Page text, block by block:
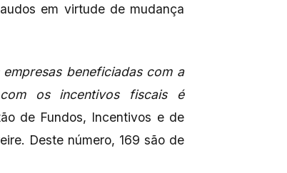
em virtude de mudança
beneficiadas com a
os incentivos fiscais é
de Fundos, Incentivos e de
Deste número, 169 são de